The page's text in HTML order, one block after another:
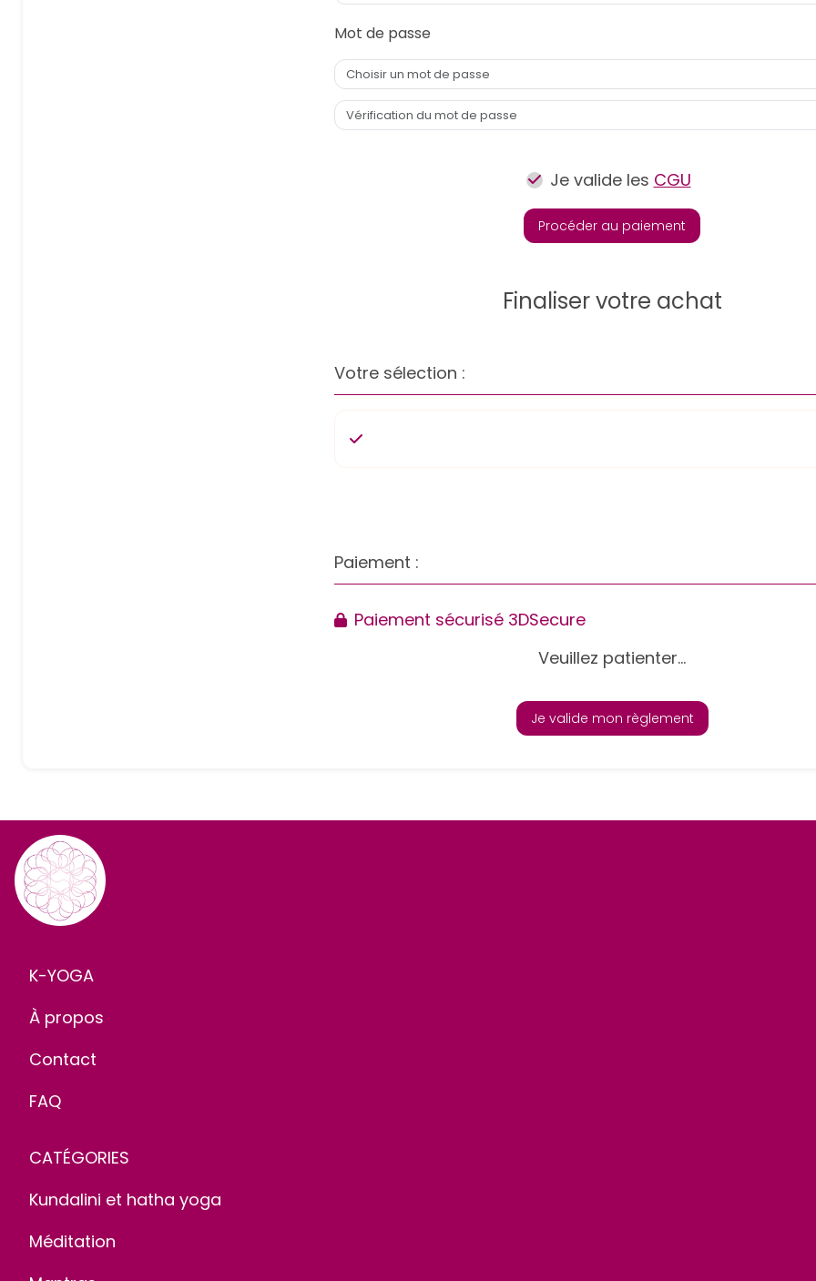
Mot de passe
Je valide les CGU
Procéder au paiement
Finaliser votre achat
Votre sélection :
Paiement :
Paiement sécurisé 3DSecure
Veuillez patienter...
Je valide mon règlement
K-YOGA
À propos
Contact
FAQ
CATÉGORIES
Kundalini et hatha yoga
Méditation